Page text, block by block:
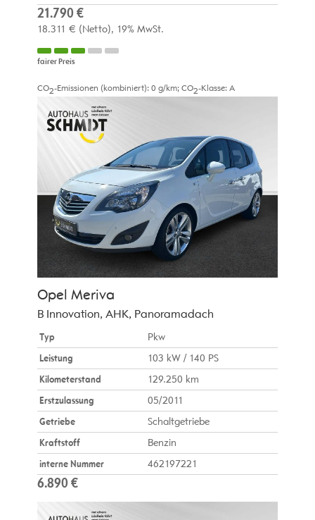
21.790 €
18.311 € (Netto) 19% MwSt.
fairer Preis
CO2-Emissionen (kombiniert): 0 g/km; CO2-Klasse: A
Opel Meriva
B Innovation, AHK, Panoramadach
Typ
Pkw
Leistung
103 kW / 140 PS
Kilometerstand
129.250 km
Erstzulassung
05/2011
Getriebe
Schaltgetriebe
Kraftstoff
Benzin
interne Nummer
462197221
6.890 €